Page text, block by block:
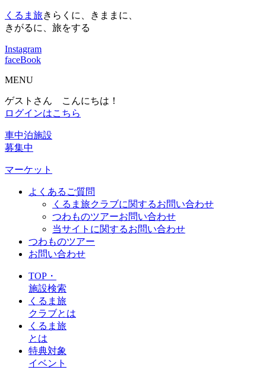
くるま旅きらくに、きままに、
きがるに、旅をする
Instagram
faceBook
MENU
ゲストさん こんにちは！
ログインはこちら
車中泊施設
募集中
マーケット
よくあるご質問
くるま旅クラブに関するお問い合わせ
つわものツアーお問い合わせ
当サイトに関するお問い合わせ
つわものツアー
お問い合わせ
TOP・
施設検索
くるま旅
クラブとは
くるま旅
とは
特典対象
イベント